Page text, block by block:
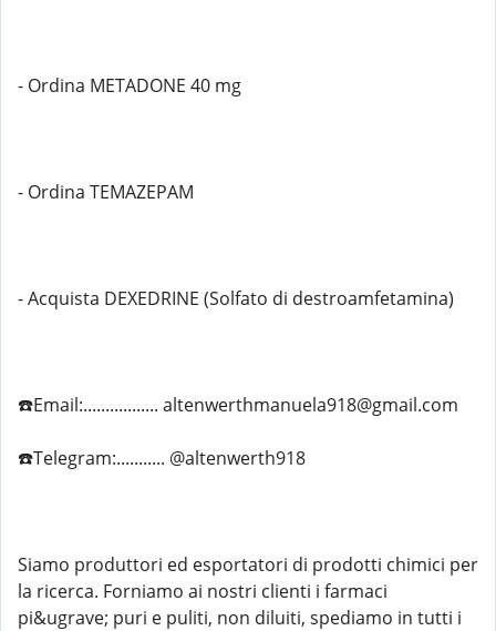
- Ordina METADONE 40 mg
- Ordina TEMAZEPAM
- Acquista DEXEDRINE (Solfato di destroamfetamina)
☎️Email:................. altenwerthmanuela918@gmail.com
☎️Telegram:........... @altenwerth918
Siamo produttori ed esportatori di prodotti chimici per
la ricerca. Forniamo ai nostri clienti i farmaci
pi&ugrave; puri e puliti, non diluiti, spediamo in tutti i